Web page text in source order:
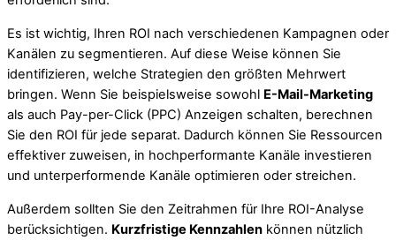
Es ist wichtig, Ihren ROI nach verschiedenen Kampagnen oder
Kanälen zu segmentieren. Auf diese Weise können Sie
identifizieren, welche Strategien den größten Mehrwert
bringen. Wenn Sie beispielsweise sowohl E-Mail-Marketing
als auch Pay-per-Click (PPC) Anzeigen schalten, berechnen
Sie den ROI für jede separat. Dadurch können Sie Ressourcen
effektiver zuweisen, in hochperformante Kanäle investieren
und unterperformende Kanäle optimieren oder streichen.
Außerdem sollten Sie den Zeitrahmen für Ihre ROI-Analyse
berücksichtigen. Kurzfristige Kennzahlen können nützlich